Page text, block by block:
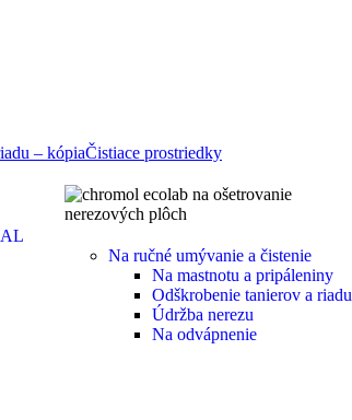
Čistiace prostriedky
Na ručné umývanie a čistenie
Na mastnotu a pripáleniny
Odškrobenie tanierov a riadu
Údržba nerezu
Na odvápnenie